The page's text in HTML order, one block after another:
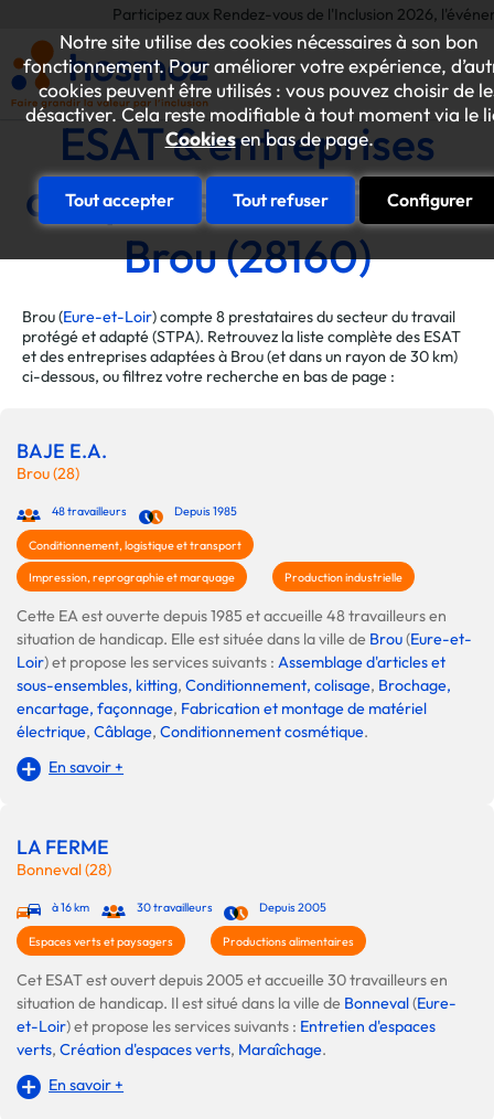
Notre site utilise des cookies nécessaires à son bon
fonctionnement. Pour améliorer votre expérience,
cookies peuvent être utilisés : vous pouvez choisir de
désactiver. Cela reste modifiable à tout moment via le
Cookiesen bas de page.
Tout accepter Tout refuser Configurer
Participez aux Rendez-vous de l'Inclusion 2026,
ESAT & entreprises
adaptées de la ville de
Brou (28160)
Brou (Eure-et-Loir) compte 8 prestataires du secteur du travail
protégé et adapté (STPA). Retrouvez la liste complète des ESAT
et des entreprises adaptées à Brou (et dans un rayon de 30 km)
ci-dessous, ou filtrez votre recherche en bas de page :
BAJE E.A.
Brou (28)
48 travailleurs Depuis 1985
Conditionnement, logistique et transport
Impression, reprographie et marquage Production industrielle
Cette EA est ouverte depuis 1985 et accueille 48 travailleurs en
situation de handicap. Elle est située dans la ville de Brou(Eure-et-
Loir) et propose les services suivants : Assemblage d'articles et
sous-ensembles, kitting, Conditionnement, colisage, Brochage,
encartage, façonnage, Fabrication et montage de matériel
électrique, Câblage, Conditionnement cosmétique.
En savoir +
LA FERME
Bonneval (28)
à 16 km 30 travailleurs Depuis 2005
Espaces verts et paysagers Productions alimentaires
Cet ESAT est ouvert depuis 2005 et accueille 30 travailleurs en
situation de handicap. Il est situé dans la ville de Bonneval(Eure-
et-Loir) et propose les services suivants : Entretien d'espaces
verts, Création d'espaces verts, Maraîchage.
En savoir +